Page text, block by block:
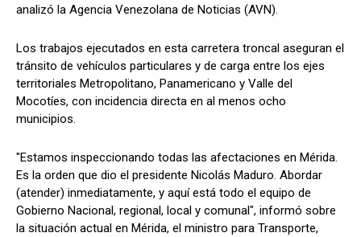
analizó la Agencia Venezolana de Noticias (AVN).
Los trabajos ejecutados en esta carretera troncal aseguran el
tránsito de vehículos particulares y de carga entre los ejes
territoriales Metropolitano, Panamericano y Valle del
Mocotíes, con incidencia directa en al menos ocho
municipios.
"Estamos inspeccionando todas las afectaciones en Mérida.
Es la orden que dio el presidente Nicolás Maduro. Abordar
(atender) inmediatamente, y aquí está todo el equipo de
Gobierno Nacional, regional, local y comunal", informó sobre
la situación actual en Mérida, el ministro para Transporte,